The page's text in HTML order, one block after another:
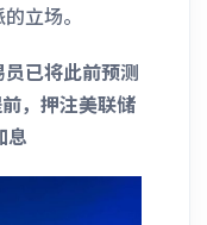
立场。
已将此前预测
，押注美联储
息